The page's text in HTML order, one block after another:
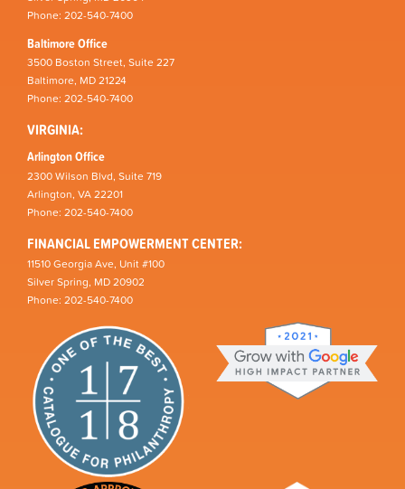
Phone: 202-540-7400
Baltimore Office
3500 Boston Street, Suite 227
Baltimore, MD 21224
Phone: 202-540-7400
VIRGINIA:
Arlington Office
2300 Wilson Blvd, Suite 719
Arlington, VA 22201
Phone: 202-540-7400
FINANCIAL EMPOWERMENT CENTER:
11510 Georgia Ave, Unit #100
Silver Spring, MD 20902
Phone: 202-540-7400